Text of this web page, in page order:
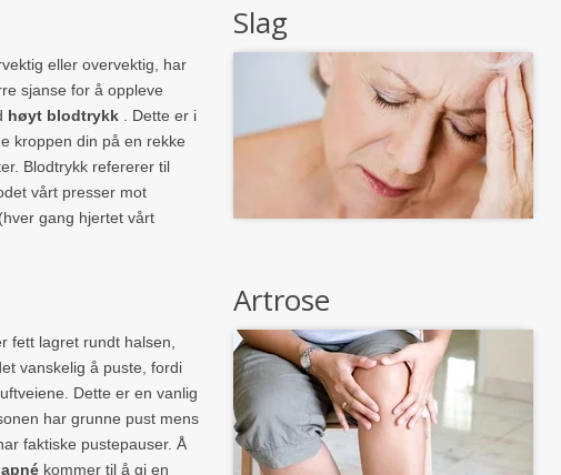
eller overvektig, har
sjanse for å oppleve
høyt blodtrykk . Dette er i
kroppen din på en rekke
Blodtrykk refererer til
vårt presser mot
gang hjertet vårt
Slag
fett lagret rundt halsen,
vanskelig å puste, fordi
Dette er en vanlig
har grunne pust mens
faktiske pustepauser. Å
kommer til å gi en
Artrose